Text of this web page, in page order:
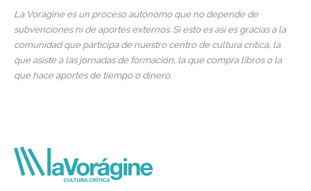
La Vorágine es un proceso autónomo que no depende de
subvenciones ni de aportes externos. Si esto es así es gracias a la
comunidad que participa de nuestro centro de cultura crítica, la
que asiste a las jornadas de formación, la que compra libros o la
que hace aportes de tiempo o dinero.